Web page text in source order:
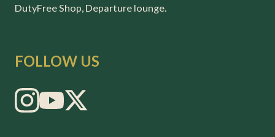
DutyFree Shop, Departure lounge.
FOLLOW US